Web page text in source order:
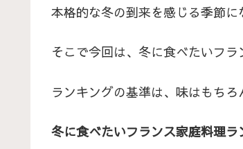
本格的な冬の到来を感じる季節に
そこで今回は、冬に食べたいフ
ランキングの基準は、味はもちろ
冬に食べたいフランス家庭料理ラ